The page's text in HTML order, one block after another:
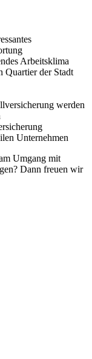
Arbeitsklima
Quartier der Stadt
werden
Unternehmen
Umgang mit
Dann freuen wir